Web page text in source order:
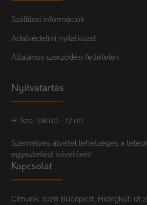
Szállítási információk
Adatvédelmi nyilatkozat
Általános szerződési feltételek
Nyitvatartás
H-Szo.: 08:00 - 17:00
Személyes átvétel lehetséges a
egyeztetést követően!
Kapcsolat
Címünk: 1028 Budapest, Hidegkúti út